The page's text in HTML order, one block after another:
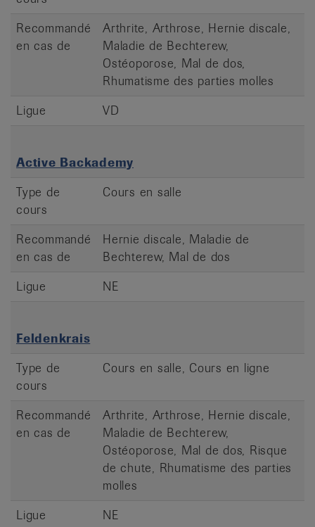
Recommandé
en cas de
Arthrite, Arthrose, Hernie discale,
Maladie de Bechterew,
Ostéoporose, Mal de dos,
Rhumatisme des parties molles
Ligue
VD
Active Backademy
Type de
cours
Cours en salle
Recommandé
en cas de
Hernie discale, Maladie de
Bechterew, Mal de dos
Ligue
NE
Feldenkrais
Type de
cours
Cours en salle, Cours en ligne
Recommandé
en cas de
Arthrite, Arthrose, Hernie discale,
Maladie de Bechterew,
Ostéoporose, Mal de dos, Risque
de chute, Rhumatisme des parties
molles
Ligue
NE